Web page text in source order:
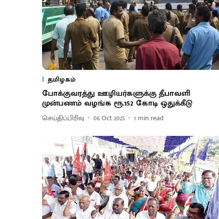
தமிழகம்
போக்குவரத்து ஊழியர்களுக்கு தீபாவளி
முன்பணம் வழங்க ரூ.152 கோடி ஒதுக்கீடு
செய்திப்பிரிவு 06 Oct 2025 1 min read